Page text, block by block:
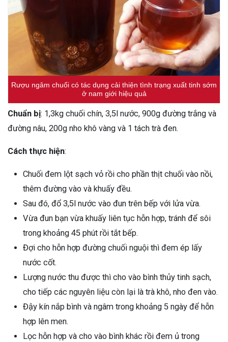
Rượu ngâm chuối có tác dụng cải thiện tình trạng xuất tinh sớm
ở nam giới hiệu quả
Chuẩn bị: 1,3kg chuối chín, 3,5l nước, 900g đường trắng và
đường nâu, 200g nho khô vàng và 1 tách trà đen.
Cách thực hiện:
Chuối đem lột sạch vỏ rồi cho phần thịt chuối vào nồi,
thêm đường vào và khuấy đều.
Sau đó, đổ 3,5l nước vào đun trên bếp với lửa vừa.
Vừa đun bạn vừa khuấy liên tục hỗn hợp, tránh để sôi
trong khoảng 45 phút rồi tắt bếp.
Đợi cho hỗn hợp đường chuối nguội thì đem ép lấy
nước cốt.
Lượng nước thu được thì cho vào bình thủy tinh sạch,
cho tiếp các nguyên liệu còn lại là trà khô, nho đen vào.
Đậy kín nắp bình và ngâm trong khoảng 5 ngày để hỗn
hợp lên men.
Lọc hỗn hợp và cho vào bình khác rồi đem ủ trong